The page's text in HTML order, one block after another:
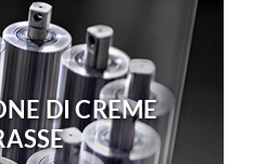
DI CREME